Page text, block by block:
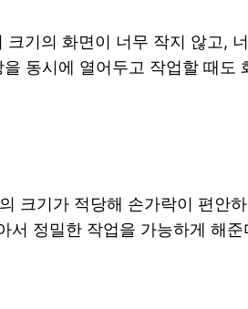
기의 화면이 너무 작지 않고,
동시에 열어두고 작업할 때도
크기가 적당해 손가락이 편안
정밀한 작업을 가능하게 해